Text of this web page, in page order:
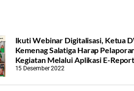
Ikuti Webinar Digitalisasi, Ketua
Kemenag Salatiga Harap
Kegiatan Melalui Aplikasi E-
15 Desember 2022